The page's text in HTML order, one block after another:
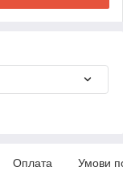
Оплата Умови